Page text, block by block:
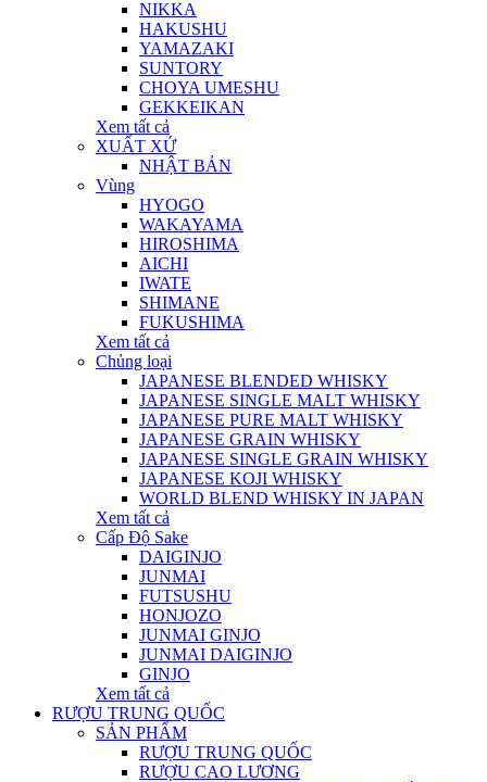
NIKKA
HAKUSHU
YAMAZAKI
SUNTORY
CHOYA UMESHU
GEKKEIKAN
Xem tất cả
XUẤT XỨ
NHẬT BẢN
Vùng
HYOGO
WAKAYAMA
HIROSHIMA
AICHI
IWATE
SHIMANE
FUKUSHIMA
Xem tất cả
Chủng loại
JAPANESE BLENDED WHISKY
JAPANESE SINGLE MALT WHISKY
JAPANESE PURE MALT WHISKY
JAPANESE GRAIN WHISKY
JAPANESE SINGLE GRAIN WHISKY
JAPANESE KOJI WHISKY
WORLD BLEND WHISKY IN JAPAN
Xem tất cả
Cấp Độ Sake
DAIGINJO
JUNMAI
FUTSUSHU
HONJOZO
JUNMAI GINJO
JUNMAI DAIGINJO
GINJO
Xem tất cả
RƯỢU TRUNG QUỐC
SẢN PHẨM
RƯỢU TRUNG QUỐC
RƯỢU CAO LƯƠNG